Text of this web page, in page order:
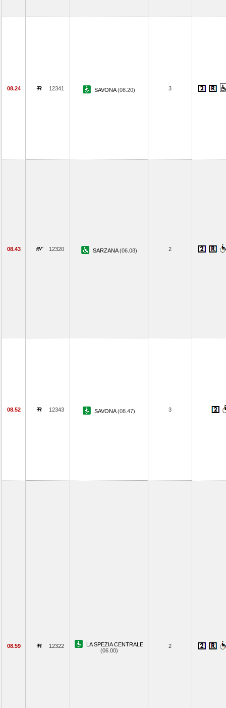
08.24 12341 SAVONA(08.20) 3
08.43 12320 SARZANA(06.08) 2
08.52 12343 SAVONA(08.47) 3
08.59 12322
LA SPEZIA CENTRALE
(06.00)
2